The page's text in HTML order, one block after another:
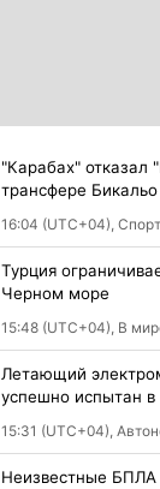
"Карабах" отказал
трансфере Бикальо
16:04 (UTC+04), Спорт
Турция
Черном море
15:48 (UTC+04), В
Летающий
успешно испытан
15:31 (UTC+04),
Неизвестные БПЛА